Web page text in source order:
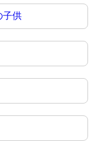
子供